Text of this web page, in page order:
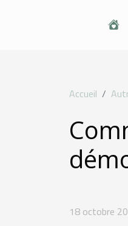
Accueil
18 octobre